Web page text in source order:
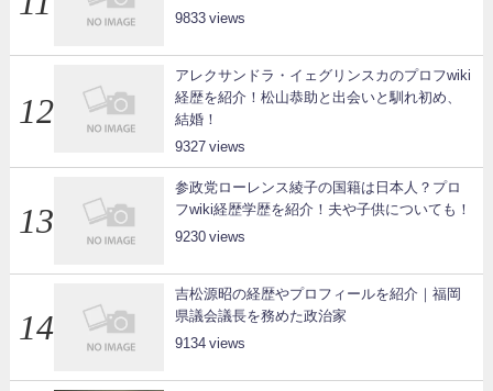
9833
アレクサンドラ・イェグリンスカのプロフwiki
経歴を紹介！松山恭助と出会いと馴れ初め、
結婚！
9327
参政党ローレンス綾子の国籍は日本人？プロ
フwiki経歴学歴を紹介！夫や子供についても！
9230
吉松源昭の経歴やプロフィールを紹介｜福岡
県議会議長を務めた政治家
9134